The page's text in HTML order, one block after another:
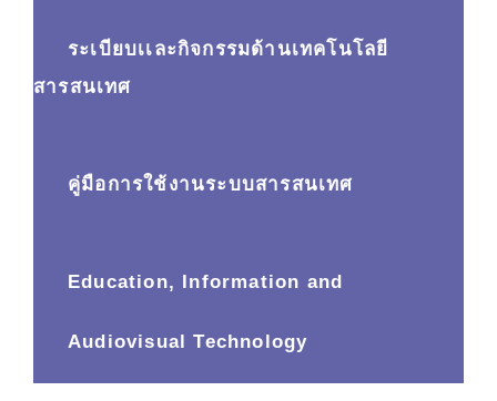
ระเบียบเเละกิจกรรมด้านเทคโนโลยี
สารสนเทศ
คู่มือการใช้งานระบบสารสนเทศ
Education, Information and
Audiovisual Technology